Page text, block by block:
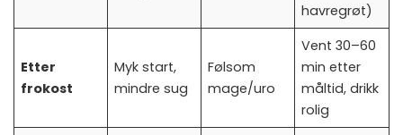
havregrøt)
Etter
frokost
Myk start,
mindre sug
Følsom
mage/uro
Vent 30–60
min etter
måltid, drikk
rolig